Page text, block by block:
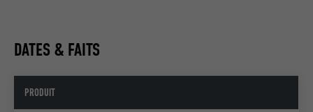
DATES & FAITS
PRODUIT